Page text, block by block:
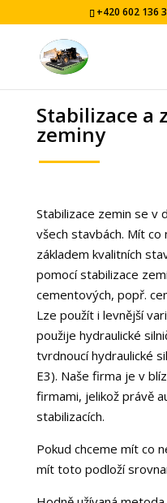
+420 602 136
Stabilizace a
zeminy
Stabilizace zemin se v
všech stavbách. Mít
základem kvalitních
pomocí stabilizace
cementových, popř.
Lze použít i levnější
použije hydraulické
tvrdnoucí hydraulické
E3). Naše firma je v
firmami, jelikož právě
stabilizacích.
Pokud chceme mít co
mít toto podloží